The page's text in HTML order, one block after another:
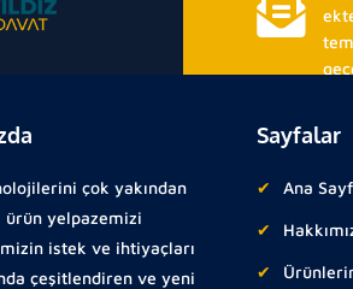
çok yakından
ürün yelpazemizi
istek ve ihtiyaçları
çeşitlendiren ve yeni
Sayfalar
Ana